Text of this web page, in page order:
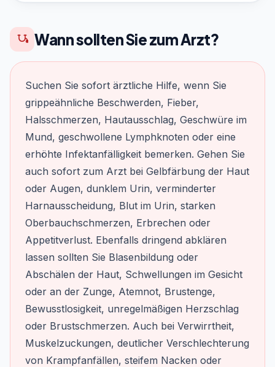
Wann sollten Sie zum Arzt?
Suchen Sie sofort ärztliche Hilfe, wenn Sie
grippeähnliche Beschwerden, Fieber,
Halsschmerzen, Hautausschlag, Geschwüre im
Mund, geschwollene Lymphknoten oder eine
erhöhte Infektanfälligkeit bemerken. Gehen Sie
auch sofort zum Arzt bei Gelbfärbung der Haut
oder Augen, dunklem Urin, verminderter
Harnausscheidung, Blut im Urin, starken
Oberbauchschmerzen, Erbrechen oder
Appetitverlust. Ebenfalls dringend abklären
lassen sollten Sie Blasenbildung oder
Abschälen der Haut, Schwellungen im Gesicht
oder an der Zunge, Atemnot, Brustenge,
Bewusstlosigkeit, unregelmäßigen Herzschlag
oder Brustschmerzen. Auch bei Verwirrtheit,
Muskelzuckungen, deutlicher Verschlechterung
von Krampfanfällen, steifem Nacken oder